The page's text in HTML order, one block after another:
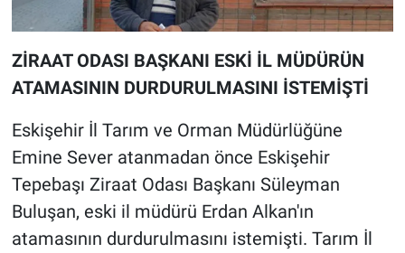
ZİRAAT ODASI BAŞKANI ESKİ İL MÜDÜRÜN
ATAMASININ DURDURULMASINI İSTEMİŞTİ
Eskişehir İl Tarım ve Orman Müdürlüğüne
Emine Sever atanmadan önce Eskişehir
Tepebaşı Ziraat Odası Başkanı Süleyman
Buluşan, eski il müdürü Erdan Alkan'ın
atamasının durdurulmasını istemişti. Tarım İl